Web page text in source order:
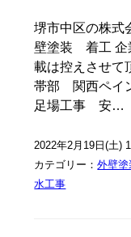
堺市中区の株
壁塗装 着工 企
載は控えさせ
帯部 関西ペイ
足場工事 安…
2022年2月19日(土)
カテゴリー：外壁塗
水工事